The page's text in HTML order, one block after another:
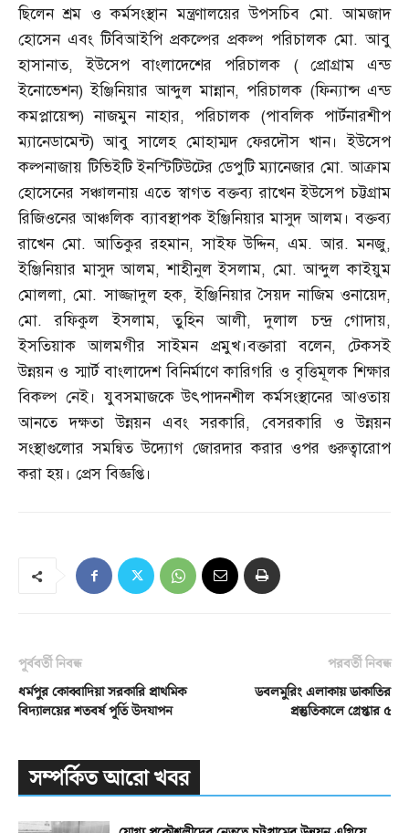
ছিলেন শ্রম ও কর্মসংস্থান মন্ত্রণালয়ের উপসচিব মো.আমজাদ
হোসেন এবং টিবিআইপি প্রকল্পের প্রকল্প পরিচালক মো.আবু
হাসানাত,ইউসেপ বাংলাদেশের পরিচালক (প্রোগ্রাম এন্ড
ইনোভেশন)ইঞ্জিনিয়ার আব্দুল মান্নান, পরিচালক (ফিন্যান্স এন্ড
কমপ্লায়েন্স)নাজমুন নাহার, পরিচালক (পাবলিক পার্টনারশীপ
ম্যানেডামেন্ট)আবু সালেহ মোহাম্মদ ফেরদৌস খান। ইউসেপ
কল্পনাজায় টিভিইটি ইনস্টিটিউটের ডেপুটি ম্যানেজার মো.আক্রাম
হোসেনের সঞ্চালনায় এতে স্বাগত বক্তব্য রাখেন ইউসেপ চট্টগ্রাম
রিজিওনের আঞ্চলিক ব্যাবস্থাপক ইঞ্জিনিয়ার মাসুদ আলম। বক্তব্য
রাখেন মো.আতিকুর রহমান,সাইফ উদ্দিন,এম.আর.মনজু,
ইঞ্জিনিয়ার মাসুদ আলম,শাহীনুল ইসলাম, মো.আব্দুল কাইয়ুম
মোললা,মো.সাজ্জাদুল হক,ইঞ্জিনিয়ার সৈয়দ নাজিম ওনায়েদ,
মো.রফিকুল ইসলাম,তুহিন আলী,দুলাল চন্দ্র গোদায়,
ইসতিয়াক আলমগীর সাইমন প্রমুখ।বক্তারা বলেন,টেকসই
উন্নয়ন ও স্মার্ট বাংলাদেশ বিনির্মাণে কারিগরি ও বৃত্তিমূলক শিক্ষার
বিকল্প নেই। যুবসমাজকে উৎপাদনশীল কর্মসংস্থানের আওতায়
আনতে দক্ষতা উন্নয়ন এবং সরকারি, বেসরকারি ও উন্নয়ন
সংস্থাগুলোর সমন্বিত উদ্যোগ জোরদার করার ওপর গুরুত্বারোপ
করা হয়। প্রেস বিজ্ঞপ্তি।
পূর্ববর্তী নিবন্ধ
ধর্মপুর কোব্বাদিয়া সরকারি প্রাথমিক
বিদ্যালয়ের শতবর্ষ পূর্তি উদযাপন
পরবর্তী নিবন্ধ
ডবলমুরিং এলাকায় ডাকাতির
প্রস্তুতিকালে গ্রেপ্তার ৫
সম্পর্কিত আরো খবর